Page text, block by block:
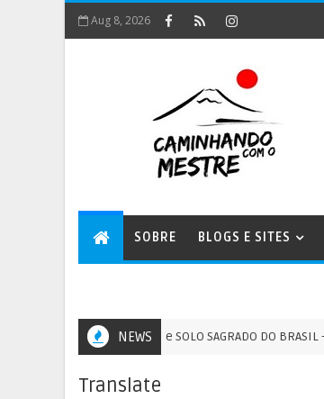
Aug 8, 2026
SOBRE BLOGS E SITES
NEWS
Série SOLO SAGRADO DO BRASIL -
Translate